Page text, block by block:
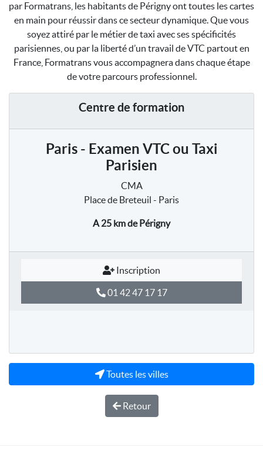
par Formatrans, les habitants de Périgny ont toutes les cartes
en main pour réussir dans ce secteur dynamique. Que vous
soyez attiré par le métier de taxi avec ses spécificités
parisiennes, ou par la liberté d’un travail de VTC partout en
France, Formatrans vous accompagnera dans chaque étape
de votre parcours professionnel.
Centre de formation
Paris - Examen VTC ou Taxi
Parisien
CMA
Place de Breteuil - Paris
A 25 kmde Périgny
Inscription
01 42 47 17 17
Toutes les villes
Retour